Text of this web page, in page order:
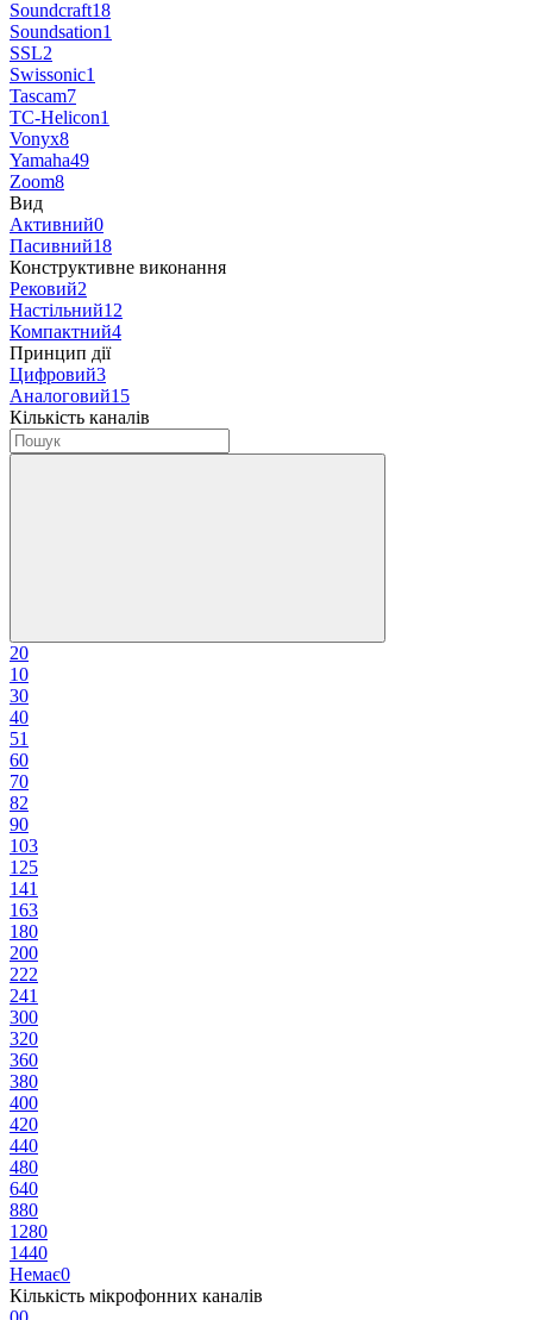
Soundcraft18
Soundsation1
SSL2
Swissonic1
Tascam7
TC-Helicon1
Vonyx8
Yamaha49
Zoom8
Вид
Активний0
Пасивний18
Конструктивне виконання
Рековий2
Настільний12
Компактний4
Принцип дії
Цифровий3
Аналоговий15
Кількість каналів
20
10
30
40
51
60
70
82
90
103
125
141
163
180
200
222
241
300
320
360
380
400
420
440
480
640
880
1280
1440
Немає0
Кількість мікрофонних каналів